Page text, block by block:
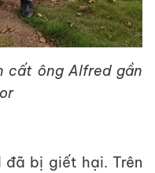
cất ông Alfred gần
đã bị giết hại. Trên